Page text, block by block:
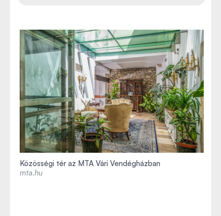
Közösségi tér az MTA Vári Vendégházban
mta.hu